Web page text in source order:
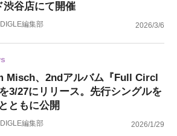
渋谷店にて開催
DIGLE編集部 2026/3/6
Misch、2ndアルバム『Full Circl
3/27にリリース。先行シングルを
ともに公開
DIGLE編集部 2026/1/29